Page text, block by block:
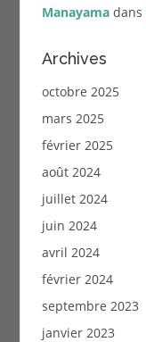
Manayamadans
Archives
octobre 2025
mars 2025
février 2025
août 2024
juillet 2024
juin 2024
avril 2024
février 2024
septembre 2023
janvier 2023